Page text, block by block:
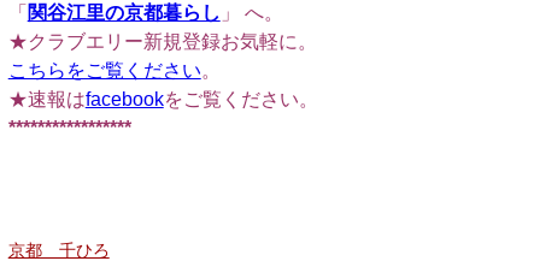
「 関谷江里の京都暮らし 」 へ。
★クラブエリー新規登録お気軽に。
こちらをご覧ください。
★速報はfacebookをご覧ください。
*****************
京都 千ひろ